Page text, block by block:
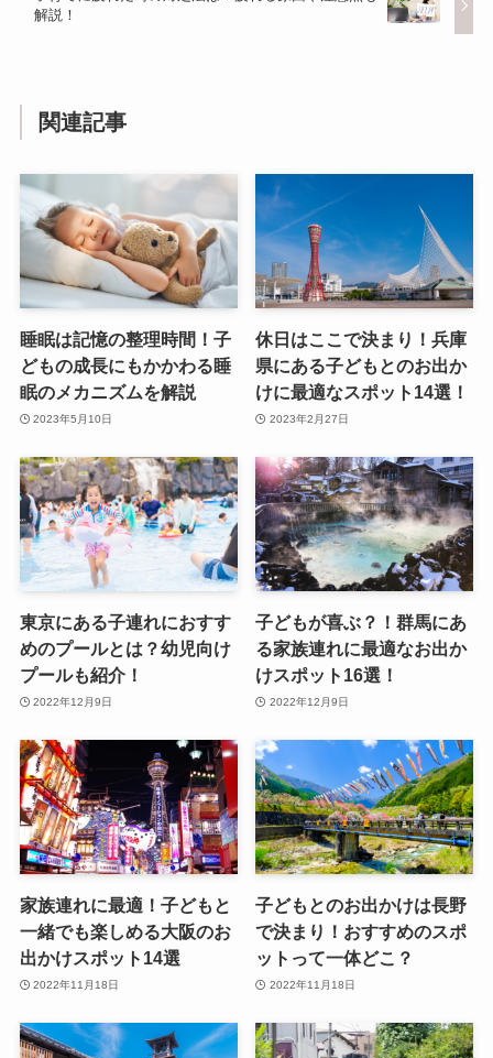
解説！
関連記事
睡眠は記憶の整理時間！子
どもの成長にもかかわる睡
眠のメカニズムを解説
2023年5月10日
休日はここで決まり！兵庫
県にある子どもとのお出か
けに最適なスポット14選！
2023年2月27日
東京にある子連れにおすす
めのプールとは？幼児向け
プールも紹介！
2022年12月9日
子どもが喜ぶ？！群馬にあ
る家族連れに最適なお出か
けスポット16選！
2022年12月9日
家族連れに最適！子どもと
一緒でも楽しめる大阪のお
出かけスポット14選
2022年11月18日
子どもとのお出かけは長野
で決まり！おすすめのスポ
ットって一体どこ？
2022年11月18日